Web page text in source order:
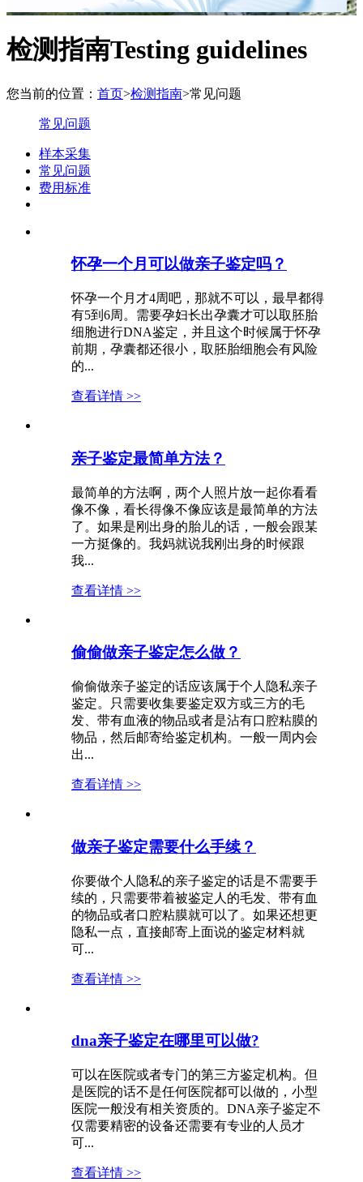
检测指南Testing guidelines
您当前的位置： 首页>检测指南>常见问题
常见问题
样本采集
常见问题
费用标准
怀孕一个月可以做亲子鉴定吗？
怀孕一个月才4周吧，那就不可以，最早都得
有5到6周。需要孕妇长出孕囊才可以取胚胎
细胞进行DNA鉴定，并且这个时候属于怀孕
前期，孕囊都还很小，取胚胎细胞会有风险
的...
查看详情 >>
亲子鉴定最简单方法？
最简单的方法啊，两个人照片放一起你看看
像不像，看长得像不像应该是最简单的方法
了。如果是刚出身的胎儿的话，一般会跟某
一方挺像的。我妈就说我刚出身的时候跟
我...
查看详情 >>
偷偷做亲子鉴定怎么做？
偷偷做亲子鉴定的话应该属于个人隐私亲子
鉴定。只需要收集要鉴定双方或三方的毛
发、带有血液的物品或者是沾有口腔粘膜的
物品，然后邮寄给鉴定机构。一般一周内会
出...
查看详情 >>
做亲子鉴定需要什么手续？
你要做个人隐私的亲子鉴定的话是不需要手
续的，只需要带着被鉴定人的毛发、带有血
的物品或者口腔粘膜就可以了。如果还想更
隐私一点，直接邮寄上面说的鉴定材料就
可...
查看详情 >>
dna亲子鉴定在哪里可以做?
可以在医院或者专门的第三方鉴定机构。但
是医院的话不是任何医院都可以做的，小型
医院一般没有相关资质的。DNA亲子鉴定不
仅需要精密的设备还需要有专业的人员才
可...
查看详情 >>